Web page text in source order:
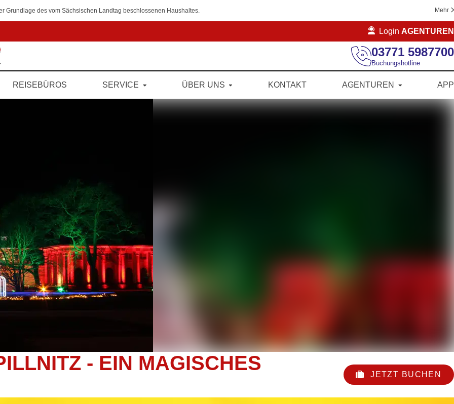
Grundlage des vom Sächsischen Landtag beschlossenen Haushaltes. Mehr
Login AGENTUREN
03771 5987700
Buchungshotline
REISEBÜROS SERVICE ÜBER UNS KONTAKT AGENTUREN APP
- EIN MAGISCHES
JETZT BUCHEN